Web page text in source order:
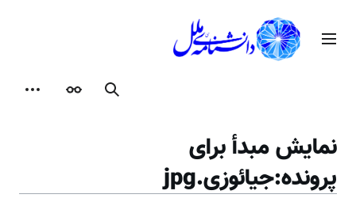
محتوامنوی اصلی
جستجوظاهر
نمایش مبدأ برای
پرونده:جیائوزی.jpg